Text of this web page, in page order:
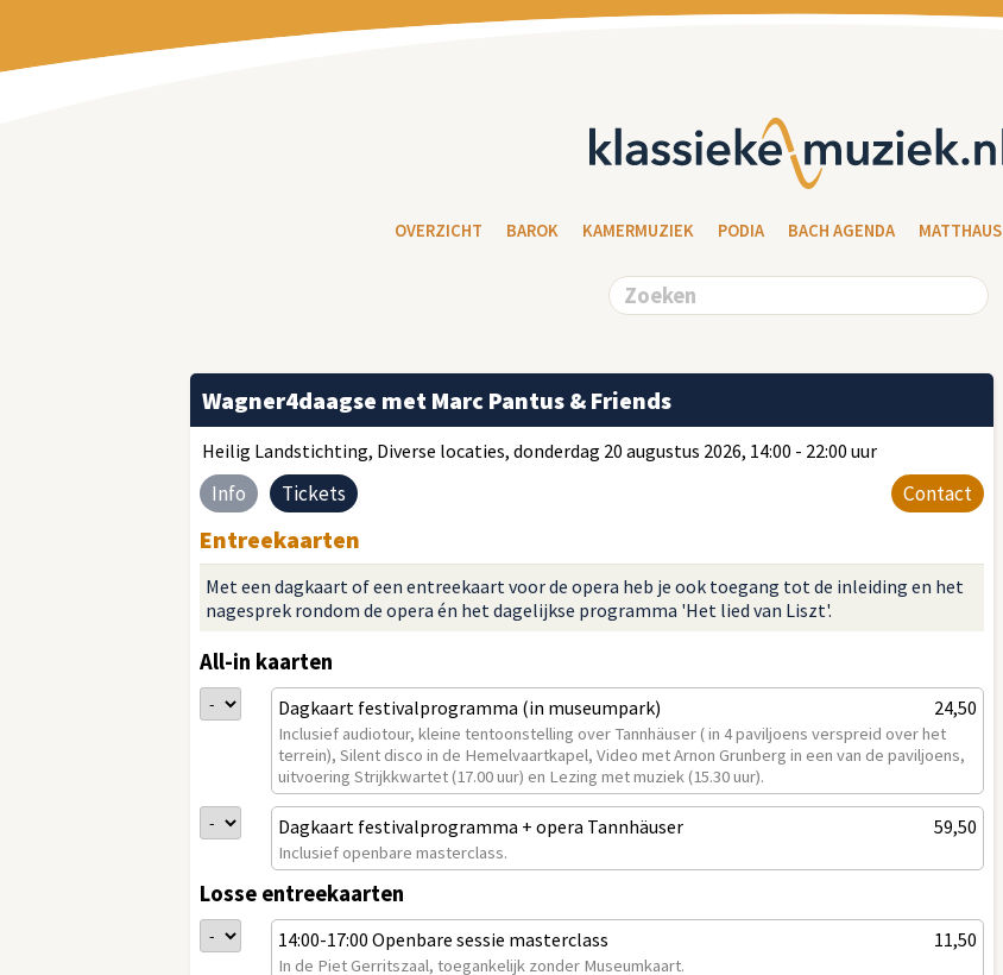
OVERZICHT BAROK KAMERMUZIEK PODIA BACH AGENDA MATTHAUS
Wagner4daagse met Marc Pantus & Friends
Heilig Landstichting, Diverse locaties, donderdag 20 augustus 2026, 14:00 - 22:00 uur
Info Tickets Contact
Entreekaarten
Met een dagkaart of een entreekaart voor de opera heb je ook toegang tot de inleiding en het
nagesprek rondom de opera én het dagelijkse programma 'Het lied van Liszt'.
All-in kaarten
24,50
Dagkaart festivalprogramma (in museumpark)
Inclusief audiotour, kleine tentoonstelling over Tannhäuser ( in 4 paviljoens verspreid over het
terrein), Silent disco in de Hemelvaartkapel, Video met Arnon Grunberg in een van de paviljoens,
uitvoering Strijkkwartet (17.00 uur) en Lezing met muziek (15.30 uur).
59,50
Dagkaart festivalprogramma + opera Tannhäuser
Inclusief openbare masterclass.
Losse entreekaarten
11,50
14:00-17:00 Openbare sessie masterclass
In de Piet Gerritszaal, toegankelijk zonder Museumkaart.